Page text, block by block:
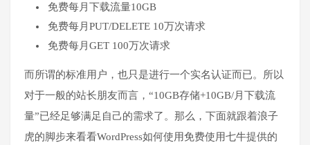
免费每月下载流量10GB
免费每月PUT/DELETE 10万次请求
免费每月GET 100万次请求
而所谓的标准用户，也只是进行一个实名认证而已。所以
对于一般的站长朋友而言，“10GB存储+10GB/月下载流
量”已经足够满足自己的需求了。那么，下面就跟着浪子
虎的脚步来看看WordPress如何使用免费使用七牛提供的